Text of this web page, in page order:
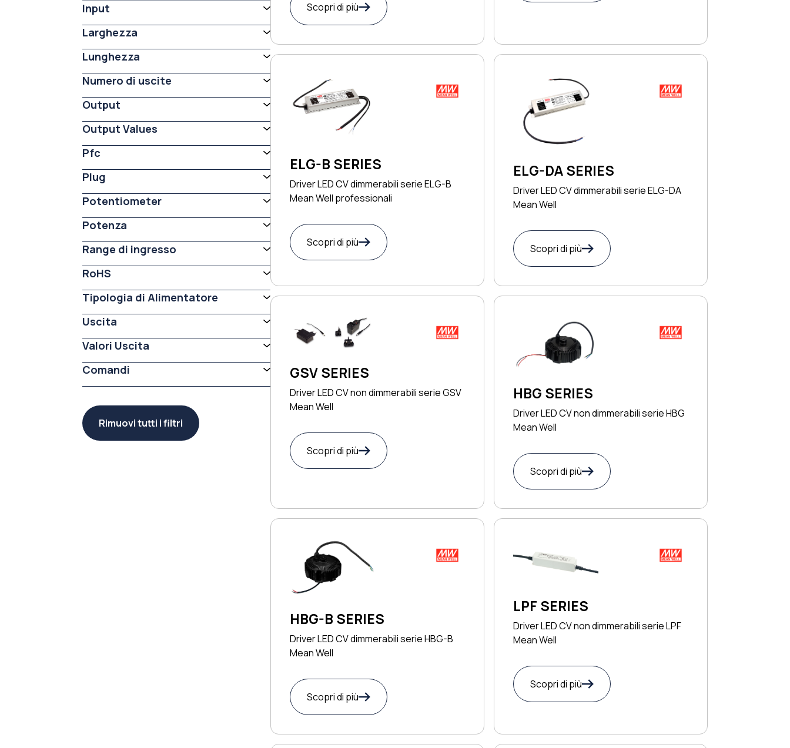
Input
Larghezza
Lunghezza
Numero di uscite
Output
Output Values
Pfc
Plug
Potentiometer
Potenza
Range di ingresso
RoHS
Tipologia di Alimentatore
Uscita
Valori Uscita
Comandi
Rimuovi tutti i filtri
Scopri di più
ELG-B SERIES
Driver LED CV dimmerabili serie ELG-B
Mean Well professionali
Scopri di più
ELG-DA SERIES
Driver LED CV dimmerabili serie ELG-DA
Mean Well
Scopri di più
GSV SERIES
Driver LED CV non dimmerabili serie GSV
Mean Well
Scopri di più
HBG SERIES
Driver LED CV non dimmerabili serie HBG
Mean Well
Scopri di più
HBG-B SERIES
Driver LED CV dimmerabili serie HBG-B
Mean Well
Scopri di più
LPF SERIES
Driver LED CV non dimmerabili serie LPF
Mean Well
Scopri di più